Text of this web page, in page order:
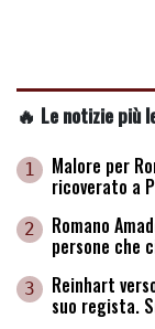
🔥 Le notizie più
1 Malore per
ricoverato a
2 Romano
persone che
3 Reinhart
suo regista.